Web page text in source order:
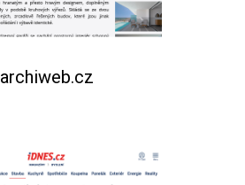
archiweb.cz